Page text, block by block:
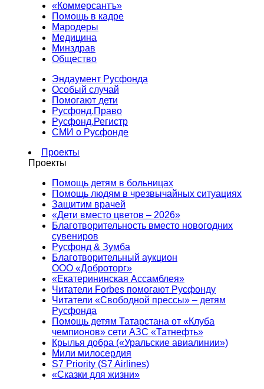
«Коммерсантъ»
Помощь в кадре
Мародеры
Медицина
Минздрав
Общество
Эндаумент Русфонда
Особый случай
Помогают дети
Русфонд.Право
Русфонд.Регистр
СМИ о Русфонде
Проекты
Проекты
Помощь детям в больницах
Помощь людям в чрезвычайных ситуациях
Защитим врачей
«Дети вместо цветов – 2026»
Благотворительность вместо новогодних
сувениров
Русфонд & Зумба
Благотворительный аукцион
ООО «Доброторг»
«Екатерининская Ассамблея»
Читатели Forbes помогают Русфонду
Читатели «Свободной прессы» – детям
Русфонда
Помощь детям Татарстана от «Клуба
чемпионов» сети АЗС «Татнефть»
Крылья добра («Уральские авиалинии»)
Мили милосердия
S7 Priority (S7 Airlines)
«Сказки для жизни»